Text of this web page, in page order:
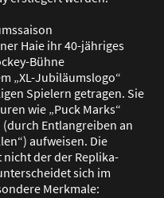
Haie ihr 40-jähriges
Bühne
„XL-Jubiläumslogo“
Spielern getragen. Sie
wie „Puck Marks“
Entlangreiben an
aufweisen. Die
der der Replika-
sich im
Merkmale: